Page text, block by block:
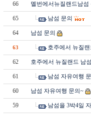
66 멜번에서뉴질랜드남섬
65 남섬 문의
64 남섬 문의
63 호주에서 뉴질
62 호주에서 뉴질랜드 남
61 남섬 자유여행
60 남섬 자유여행 문의~
59 남섬을 3박4일